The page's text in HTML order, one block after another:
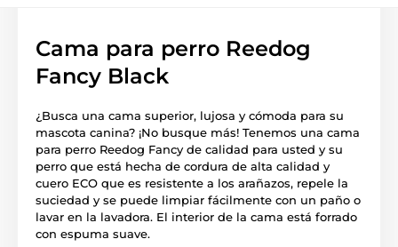
Cama para perro Reedog
Fancy Black
¿Busca una cama superior, lujosa y cómoda para su
mascota canina? ¡No busque más! Tenemos una cama
para perro Reedog Fancy de calidad para usted y su
perro que está hecha de cordura de alta calidad y
cuero ECO que es resistente a los arañazos, repele la
suciedad y se puede limpiar fácilmente con un paño o
lavar en la lavadora. El interior de la cama está forrado
con espuma suave.